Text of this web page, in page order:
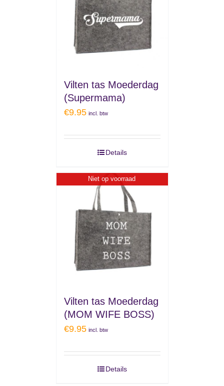
Vilten tas Moederdag
(Supermama)
€9.95 incl. btw
Details
Niet op voorraad
Vilten tas Moederdag
(MOM WIFE BOSS)
€9.95 incl. btw
Details